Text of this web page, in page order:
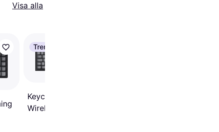
Visa alla
Trendande
Keychron K10 MAX
Wireless Tri-Mode